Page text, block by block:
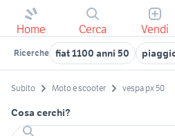
Home Cerca Vendi
Ricerche fiat 1100 anni 50
Subito Moto e scooter vespa px 50
Cosa cerchi?